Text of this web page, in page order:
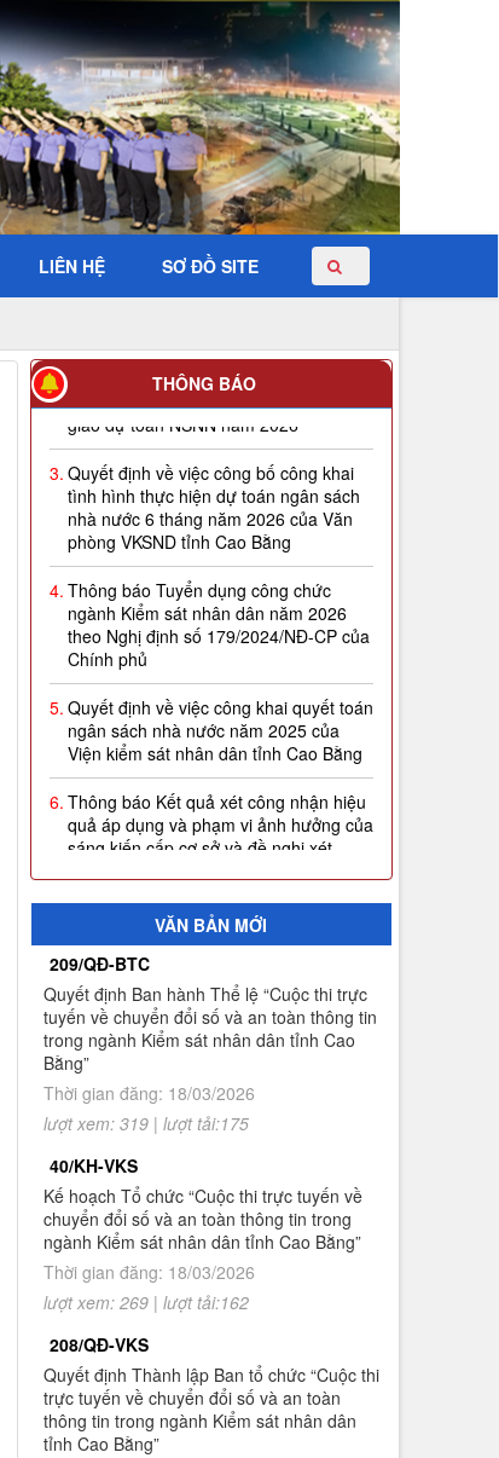
LIÊN HỆ SƠ ĐỒ SITE
THÔNG BÁO
2.Quyết định về việc công bố công khai
giao dự toán NSNN năm 2026
Quyết định về việc công bố công khai
tình hình thực hiện dự toán ngân sách
nhà nước 6 tháng năm 2026 của Văn
phòng VKSND tỉnh Cao Bằng
Thông báo Tuyển dụng công chức
ngành Kiểm sát nhân dân năm 2026
theo Nghị định số 179/2024/NĐ-CP của
Chính phủ
Quyết định về việc công khai quyết toán
ngân sách nhà nước năm 2025 của
Viện kiểm sát nhân dân tỉnh Cao Bằng
Thông báo Kết quả xét công nhận hiệu
quả áp dụng và phạm vi ảnh hưởng của
sáng kiến cấp cơ sở và đề nghị xét
công nhận sáng kiến ngành Kiểm sát
7.Thông báo thời gian sơ tuyển Đại học
Kiểm sát năm 2026
8. Công khai thực hiện dự toán thu-chi
ngân sách quý I năm 2026
9.Quyết định công nhận kết quả và trao
giải thưởng Cuộc thi trực tuyến về
chuyển đổi số và an toàn thông tin
trong ngành Kiểm sát nhân dân tỉnh
10.Thông báo Kết quả Cuộc thi trực
tuyến về chuyển đổi số và an toàn
thông tin trong ngành Kiểm sát nhân
1.Thông báo tuyển sinh đào tạo trình độ
hình sự (khóa 8), ngành Luật (khóa 3)
đợt 2 năm 2026
VĂN BẢN MỚI
209/QĐ-BTC
Quyết định Ban hành Thể lệ “Cuộc thi trực
tuyến về chuyển đổi số và an toàn thông tin
trong ngành Kiểm sát nhân dân tỉnh Cao
Bằng”
Thời gian đăng: 18/03/2026
lượt xem: 319 | lượt tải:175
40/KH-VKS
Kế hoạch Tổ chức “Cuộc thi trực tuyến về
chuyển đổi số và an toàn thông tin trong
ngành Kiểm sát nhân dân tỉnh Cao Bằng”
Thời gian đăng: 18/03/2026
lượt xem: 269 | lượt tải:162
208/QĐ-VKS
Quyết định Thành lập Ban tổ chức “Cuộc thi
trực tuyến về chuyển đổi số và an toàn
thông tin trong ngành Kiểm sát nhân dân
tỉnh Cao Bằng”